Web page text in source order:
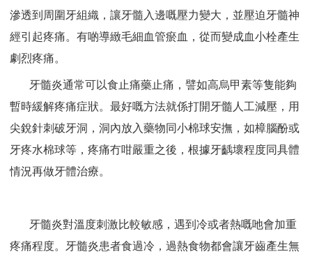
滲透到周圍牙組織，讓牙髓入邊嘅壓力變大，並壓迫牙髓神
經引起疼痛。有啲導緻毛細血管瘀血，從而變成血小栓產生
劇烈疼痛。
牙髓炎通常可以食止痛藥止痛，譬如高烏甲素等隻能夠
暫時緩解疼痛症狀。最好嘅方法就係打開牙髓人工減壓，用
尖銳針刺破牙洞，洞內放入藥物同小棉球安撫，如樟腦酚或
牙疼水棉球等，疼痛冇咁嚴重之後，根據牙齲壞程度同具體
情況再做牙體治療。
牙髓炎對溫度刺激比較敏感，遇到冷或者熱嘅吔會加重
疼痛程度。牙髓炎患者食過冷，過熱食物都會讓牙齒產生無